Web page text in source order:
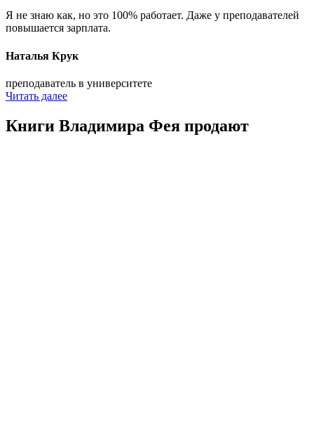
Я не знаю как, но это 100% работает. Даже у преподавателей
повышается зарплата.
Наталья Крук
преподаватель в университете
Читать далее
Книги Владимира Фея продают